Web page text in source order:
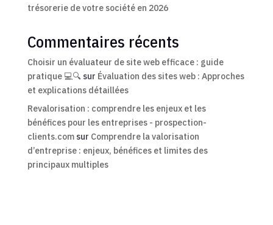
trésorerie de votre société en 2026
Commentaires récents
Choisir un évaluateur de site web efficace : guide
pratique 💻🔍 sur Évaluation des sites web : Approches
et explications détaillées
Revalorisation : comprendre les enjeux et les
bénéfices pour les entreprises - prospection-
clients.comsur Comprendre la valorisation
d’entreprise : enjeux, bénéfices et limites des
principaux multiples